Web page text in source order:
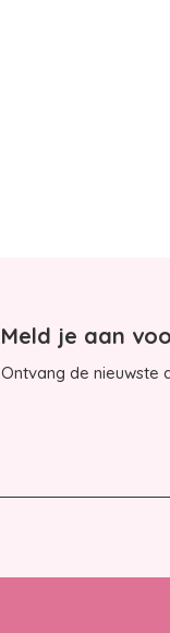
Meld je aan
Ontvang de nieuwste